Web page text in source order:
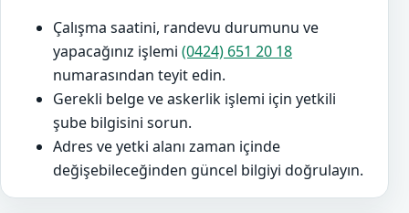
Çalışma saatini, randevu durumunu ve
yapacağınız işlemi (0424) 651 20 18
numarasından teyit edin.
Gerekli belge ve askerlik işlemi için yetkili
şube bilgisini sorun.
Adres ve yetki alanı zaman içinde
değişebileceğinden güncel bilgiyi doğrulayın.